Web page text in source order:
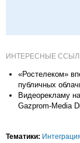
ИНТЕРЕСНЫЕ
«Ростелеком»
публичных
Видеорекламу
Gazprom-Media
Тематики: